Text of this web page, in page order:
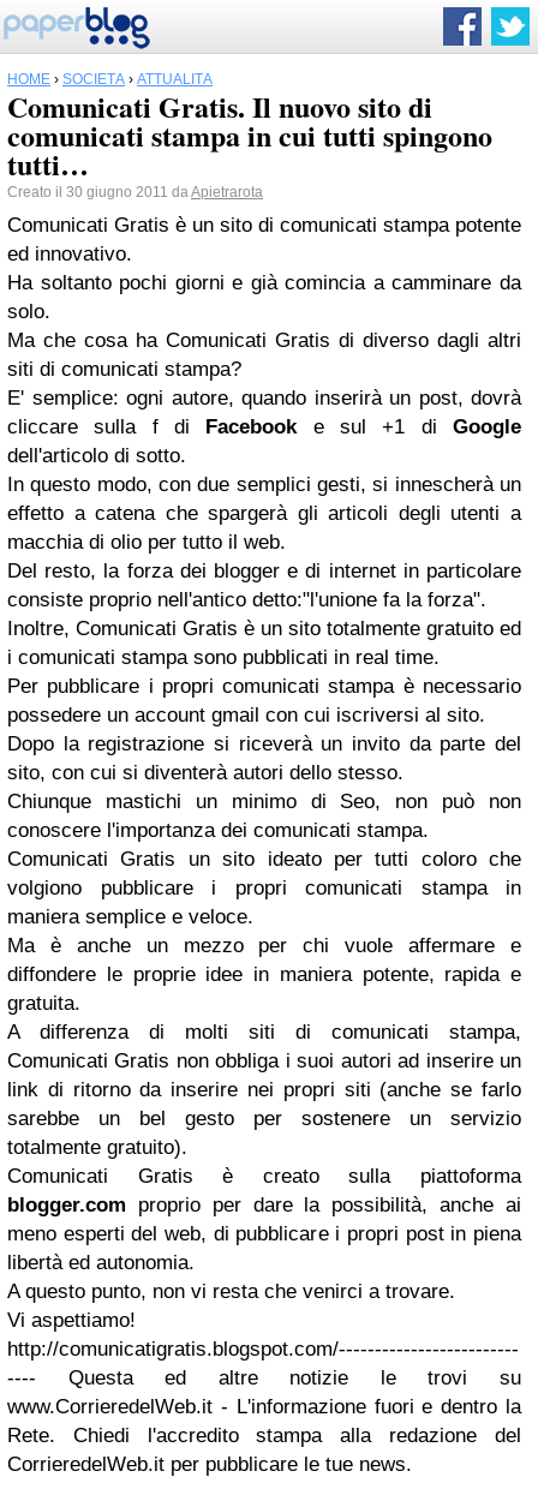
HOME › SOCIETÀ › ATTUALITÀ
Comunicati Gratis. Il nuovo sito di
comunicati stampa in cui tutti spingono
tutti…
Creato il 30 giugno 2011 daApietrarota
Comunicati Gratis è un sito di comunicati stampa potente
ed innovativo.
Ha soltanto pochi giorni e già comincia a camminare da
solo.
Ma che cosa ha Comunicati Gratis di diverso dagli altri
siti di comunicati stampa?
E' semplice: ogni autore, quando inserirà un post, dovrà
cliccare sulla f di Facebooke sul +1 diGoogle
dell'articolo di sotto.
In questo modo, con due semplici gesti, si innescherà un
effetto a catena che spargerà gli articoli degli utenti a
macchia di olio per tutto il web.
Del resto, la forza dei blogger e di internet in particolare
consiste proprio nell'antico detto:"l'unione fa la forza".
Inoltre, Comunicati Gratis è un sito totalmente gratuito ed
i comunicati stampa sono pubblicati in real time.
Per pubblicare i propri comunicati stampa è necessario
possedere un account gmail con cui iscriversi al sito.
Dopo la registrazione si riceverà un invito da parte del
sito, con cui si diventerà autori dello stesso.
Chiunque mastichi un minimo di Seo, non può non
conoscere l'importanza dei comunicati stampa.
Comunicati Gratis un sito ideato per tutti coloro che
volgiono pubblicare i propri comunicati stampa in
maniera semplice e veloce.
Ma è anche un mezzo per chi vuole affermare e
diffondere le proprie idee in maniera potente, rapida e
gratuita.
A differenza di molti siti di comunicati stampa,
Comunicati Gratis non obbliga i suoi autori ad inserire un
link di ritorno da inserire nei propri siti (anche se farlo
sarebbe un bel gesto per sostenere un servizio
totalmente gratuito).
Comunicati Gratis è creato sulla piattoforma
blogger.com proprio per dare la possibilità, anche ai
meno esperti del web, di pubblicare i propri post in piena
libertà ed autonomia.
A questo punto, non vi resta che venirci a trovare.
Vi aspettiamo!
http://comunicatigratis.blogspot.com/-------------------------
---- Questa ed altre notizie le trovi su
www.CorrieredelWeb.it - L'informazione fuori e dentro la
Rete. Chiedi l'accredito stampa alla redazione del
CorrieredelWeb.it per pubblicare le tue news.